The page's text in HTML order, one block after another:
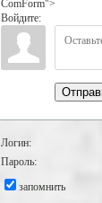
ComForm">
Войдите:
Логин:
Пароль:
запомнить